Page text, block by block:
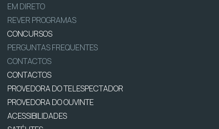
EM DIRETO
REVER PROGRAMAS
CONCURSOS
PERGUNTAS FREQUENTES
CONTACTOS
CONTACTOS
PROVEDORA DO TELESPECTADOR
PROVEDORA DO OUVINTE
ACESSIBILIDADES